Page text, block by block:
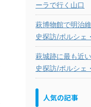
ーラで行く山口
萩博物館で明治
史探訪/ポルシェ
萩城跡に最も近
史探訪/ポルシェ
人気の記事